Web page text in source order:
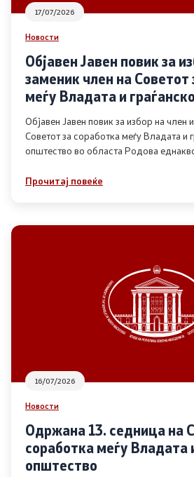
Дијалог меѓу Владата и
Отворени денови за иницијативи
организации
Финансиска поддршка
Извештаи
Список на ОЈИ
17/07/2026
Новости
Објавен Јавен повик за
заменик член на Советот
меѓу Владата и
во областа Родова
Објавен Јавен повик за избор на член
Советот за соработка меѓу Владата и
општество во областа Родова
Прочитај повеќе
16/07/2026
Новости
Одржана 13. седница на
соработка меѓу Владата
општество